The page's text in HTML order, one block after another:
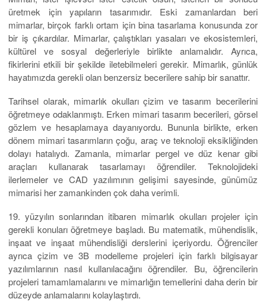
üretmek için yapıların tasarımıdır. Eski zamanlardan beri
mimarlar, birçok farklı ortam için bina tasarlama konusunda zor
bir iş çıkardılar. Mimarlar, çalıştıkları yasaları ve ekosistemleri,
kültürel ve sosyal değerleriyle birlikte anlamalıdır. Ayrıca,
fikirlerini etkili bir şekilde iletebilmeleri gerekir. Mimarlık, günlük
hayatımızda gerekli olan benzersiz becerilere sahip bir sanattır.
Tarihsel olarak, mimarlık okulları çizim ve tasarım becerilerini
öğretmeye odaklanmıştı. Erken mimari tasarım becerileri, görsel
gözlem ve hesaplamaya dayanıyordu. Bununla birlikte, erken
dönem mimari tasarımların çoğu, araç ve teknoloji eksikliğinden
dolayı hatalıydı. Zamanla, mimarlar pergel ve düz kenar gibi
araçları kullanarak tasarlamayı öğrendiler. Teknolojideki
ilerlemeler ve CAD yazılımının gelişimi sayesinde, günümüz
mimarisi her zamankinden çok daha verimli.
19. yüzyılın sonlarından itibaren mimarlık okulları projeler için
gerekli konuları öğretmeye başladı. Bu matematik, mühendislik,
inşaat ve inşaat mühendisliği derslerini içeriyordu. Öğrenciler
ayrıca çizim ve 3B modelleme projeleri için farklı bilgisayar
yazılımlarının nasıl kullanılacağını öğrendiler. Bu, öğrencilerin
projeleri tamamlamalarını ve mimarlığın temellerini daha derin bir
düzeyde anlamalarını kolaylaştırdı.